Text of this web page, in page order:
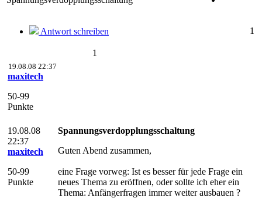
Antwort schreiben 1
1
19.08.08 22:37
maxitech
50-99
Punkte
19.08.08
22:37
maxitech
50-99
Punkte
Spannungsverdopplungsschaltung
Guten Abend zusammen,
eine Frage vorweg: Ist es besser für jede Frage ein
neues Thema zu eröffnen, oder sollte ich eher ein
Thema: Anfängerfragen immer weiter ausbauen ?